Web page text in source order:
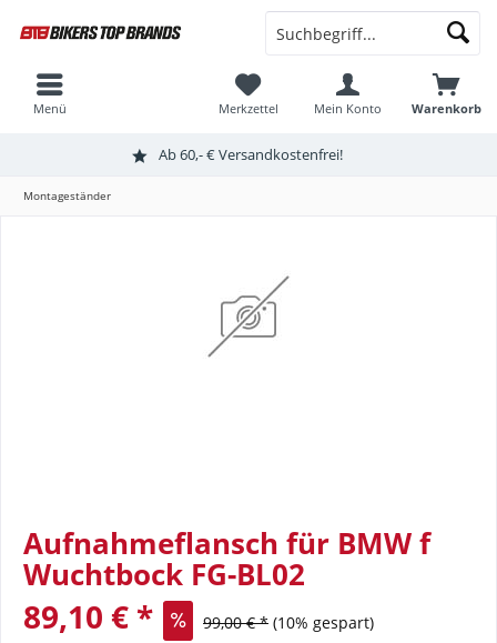
Ab 60,- € Versandkostenfrei!
Warenkorb
Merkzettel Mein Konto
Menü
Montageständer
Aufnahmeflansch für BMW f
Wuchtbock FG-BL02
89,10 € * 99,00 € * (10% gespart)